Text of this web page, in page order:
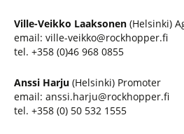
Ville-Veikko Laaksonen (Helsinki)
email: ville-veikko@rockhopper.fi
tel. +358 (0)46 968 0855
Anssi Harju (Helsinki) Promoter
email: anssi.harju@rockhopper.fi
tel. +358 (0) 50 532 1555